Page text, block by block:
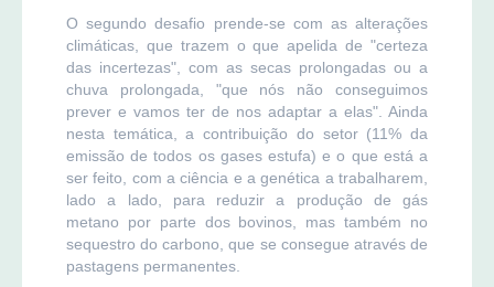
O segundo desafio prende-se com as alterações
climáticas, que trazem o que apelida de "certeza
das incertezas", com as secas prolongadas ou a
chuva prolongada, "que nós não conseguimos
prever e vamos ter de nos adaptar a elas". Ainda
nesta temática, a contribuição do setor (11% da
emissão de todos os gases estufa) e o que está a
ser feito, com a ciência e a genética a trabalharem,
lado a lado, para reduzir a produção de gás
metano por parte dos bovinos, mas também no
sequestro do carbono, que se consegue através de
pastagens permanentes.